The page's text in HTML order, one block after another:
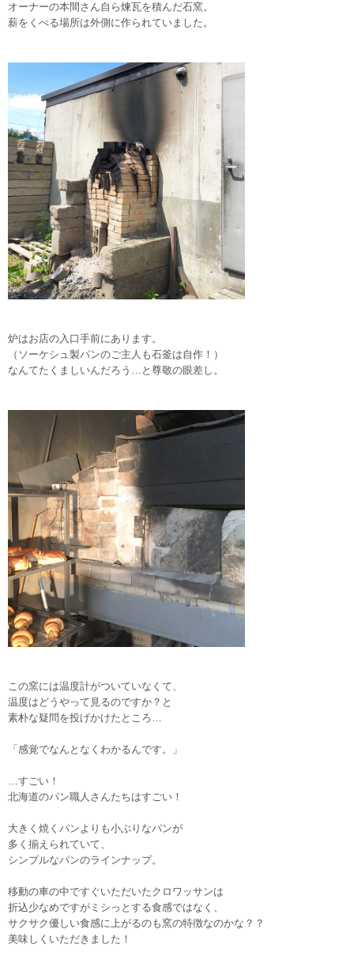
オーナーの本間さん自ら煉瓦を積んだ石窯。
薪をくべる場所は外側に作られていました。
炉はお店の入口手前にあります。
（ソーケシュ製パンのご主人も石釜は自作！）
なんてたくましいんだろう…と尊敬の眼差し。
この窯には温度計がついていなくて、
温度はどうやって見るのですか？と
素朴な疑問を投げかけたところ…
「感覚でなんとなくわかるんです。」
…すごい！
北海道のパン職人さんたちはすごい！
大きく焼くパンよりも小ぶりなパンが
多く揃えられていて、
シンプルなパンのラインナップ。
移動の車の中ですぐいただいたクロワッサンは
折込少なめですがミシっとする食感ではなく、
サクサク優しい食感に上がるのも窯の特徴なのかな？？
美味しくいただきました！